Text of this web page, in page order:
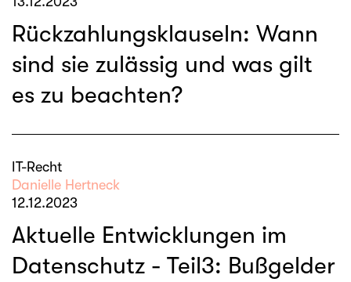
Rückzahlungsklauseln: Wann
sind sie zulässig und was gilt
es zu beachten?
IT-Recht
Danielle Hertneck
12.12.2023
Aktuelle Entwicklungen im
Datenschutz - Teil3: Bußgelder